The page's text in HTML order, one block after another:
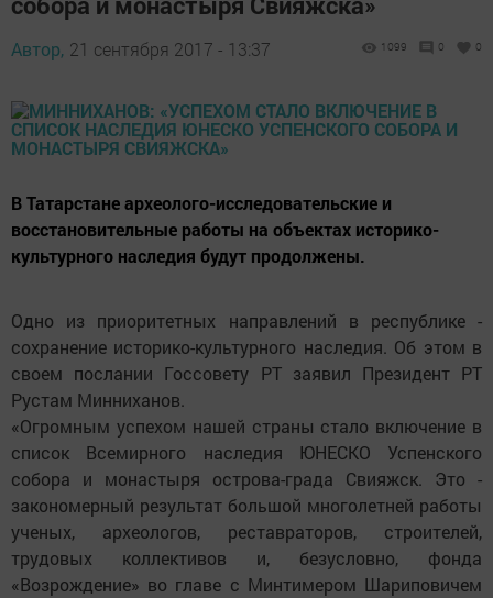
Автор, 21 сентября 2017 - 13:37 1099 0 0
В Татарстане археолого-исследовательские и
восстановительные работы на объектах историко-
культурного наследия будут продолжены.
Одно из приоритетных направлений в республике -
сохранение историко-культурного наследия. Об этом в
своем послании Госсовету РТ заявил Президент РТ
Рустам Минниханов.
«Огромным успехом нашей страны стало включение в
список Всемирного наследия ЮНЕСКО Успенского
собора и монастыря острова-града Свияжск. Это -
закономерный результат большой многолетней работы
ученых, археологов, реставраторов, строителей,
трудовых коллективов и, безусловно, фонда
«Возрождение» во главе с Минтимером Шариповичем